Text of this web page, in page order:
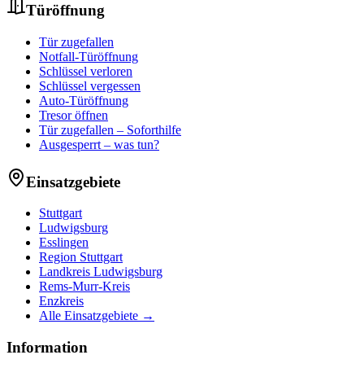
Türöffnung
Tür zugefallen
Notfall-Türöffnung
Schlüssel verloren
Schlüssel vergessen
Auto-Türöffnung
Tresor öffnen
Tür zugefallen – Soforthilfe
Ausgesperrt – was tun?
Einsatzgebiete
Stuttgart
Ludwigsburg
Esslingen
Region Stuttgart
Landkreis Ludwigsburg
Rems-Murr-Kreis
Enzkreis
Alle Einsatzgebiete →
Information